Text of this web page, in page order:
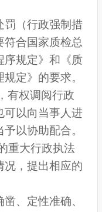
罚（行政强制措
符合国家质检总
序规定》和《质
定》的要求。
有权调阅行政
可以向当事人进
以协助配合。
重大行政执法
况，提出相应的
、定性准确、